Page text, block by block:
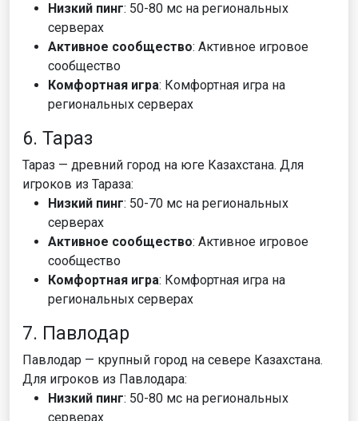
Низкий пинг: 50-80 мс на региональных
серверах
Активное сообщество: Активное игровое
сообщество
Комфортная игра: Комфортная игра на
региональных серверах
6. Тараз
Тараз — древний город на юге Казахстана. Для
игроков из Тараза:
Низкий пинг: 50-70 мс на региональных
серверах
Активное сообщество: Активное игровое
сообщество
Комфортная игра: Комфортная игра на
региональных серверах
7. Павлодар
Павлодар — крупный город на севере Казахстана.
Для игроков из Павлодара:
Низкий пинг: 50-80 мс на региональных
серверах